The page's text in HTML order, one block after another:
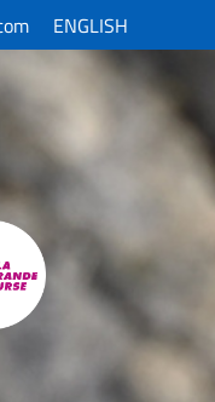
ENGLISH